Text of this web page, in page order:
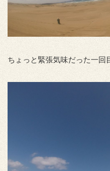
ちょっと緊張気味だった一回